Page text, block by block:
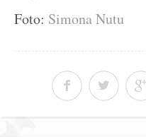
Foto: Simona Nutu